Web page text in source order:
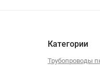
Категории
Трубопроводы